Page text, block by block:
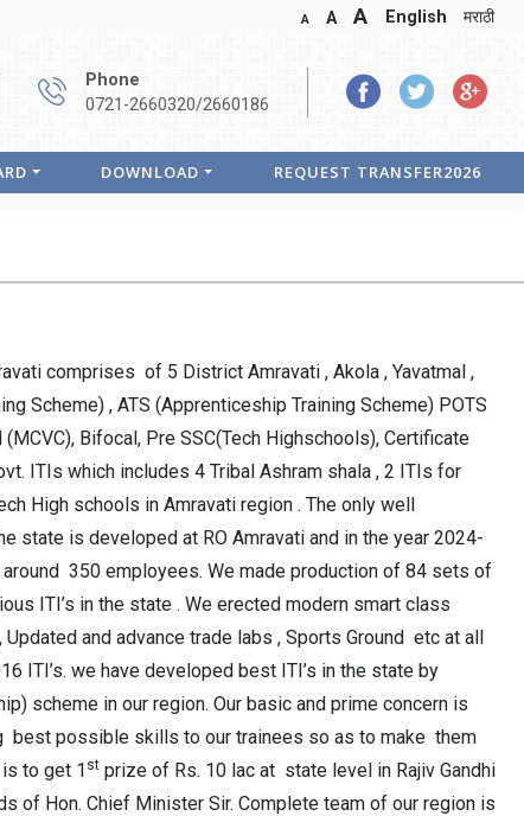
A A A English मराठी
Phone
0721-2660320/2660186
DOWNLOAD REQUEST TRANSFER2026
comprises of 5 District Amravati , Akola , Yavatmal ,
Scheme) , ATS (Apprenticeship Training Scheme) POTS
Bifocal, Pre SSC(Tech Highschools), Certificate
ITIs which includes 4 Tribal Ashram shala , 2 ITIs for
High schools in Amravati region . The only well
state is developed at RO Amravati and in the year 2024-
350 employees. We made production of 84 sets of
ITI’s in the state . We erected modern smart class
and advance trade labs , Sports Ground etc at all
ITI’s. we have developed best ITI’s in the state by
scheme in our region. Our basic and prime concern is
best possible skills to our trainees so as to make them
to get 1 st prize of Rs. 10 lac at state level in Rajiv Gandhi
of Hon. Chief Minister Sir. Complete team of our region is